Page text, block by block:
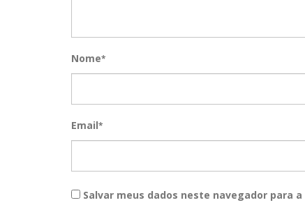
Nome*
Email*
Salvar meus dados neste navegador para